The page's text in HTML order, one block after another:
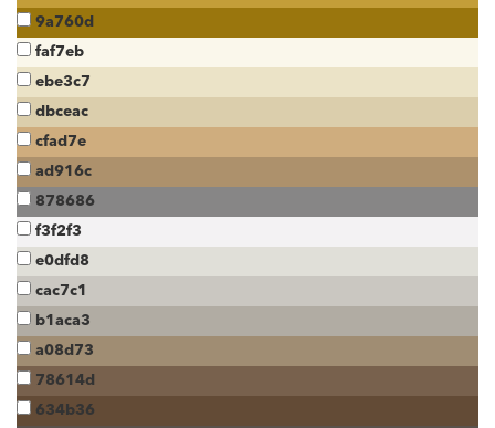
9a760d
faf7eb
ebe3c7
dbceac
cfad7e
ad916c
878686
f3f2f3
e0dfd8
cac7c1
b1aca3
a08d73
78614d
634b36